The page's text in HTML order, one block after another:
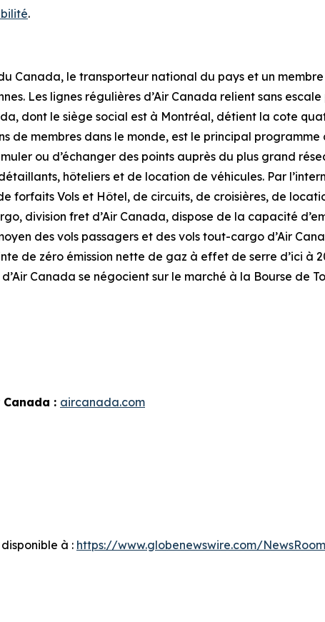
.
Canada, le transporteur national du pays et un
Les lignes régulières d’Air Canada relient sans
dont le siège social est à Montréal, détient la cote
de membres dans le monde, est le principal
ou d’échanger des points auprès du plus grand
hôteliers et de location de véhicules. Par
Vols et Hôtel, de circuits, de croisières, de
division fret d’Air Canada, dispose de la capacité
des vols passagers et des vols tout-cargo d’Air
de zéro émission nette de gaz à effet de serre d’ici à
Canada se négocient sur le marché à la Bourse de
: aircanada.com
à : https://www.globenewswire.com/